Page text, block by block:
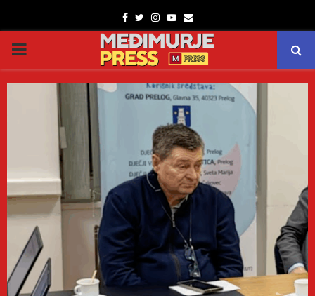
Facebook
TwitterInstagram
Youtube
Email
PRIMARY
MENU